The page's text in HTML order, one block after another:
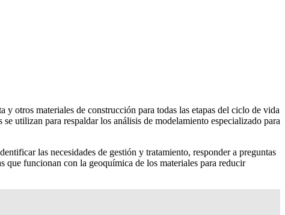
otros materiales de construcción para todas las etapas del ciclo de vida
utilizan para respaldar los análisis de modelamiento especializado para
las necesidades de gestión y tratamiento, responder a preguntas
que funcionan con la geoquímica de los materiales para reducir